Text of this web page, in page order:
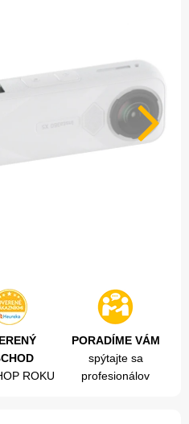
ROKU
PORADÍME VÁM
spýtajte sa
profesionálov